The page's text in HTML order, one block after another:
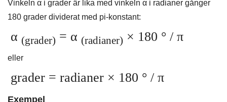
Vinkeln α i grader är lika med vinkeln α i radianer gånger
180 grader dividerat med pi-konstant:
α (grader) = α (radianer) × 180 ° / π
eller
grader = radianer × 180 ° / π
Exempel